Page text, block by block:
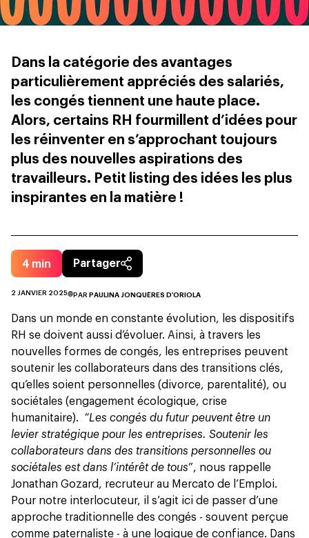
Dans la catégorie des avantages
particulièrement appréciés des salariés,
les congés tiennent une haute place.
Alors, certains RH fourmillent d’idées pour
les réinventer en s’approchant toujours
plus des nouvelles aspirations des
travailleurs. Petit listing des idées les plus
inspirantes en la matière !
4 min Partager
2 JANVIER 2025 PAR PAULINA JONQUÈRES D'ORIOLA
Dans un monde en constante évolution, les dispositifs
RH se doivent aussi d’évoluer. Ainsi, à travers les
nouvelles formes de congés, les entreprises peuvent
soutenir les collaborateurs dans des transitions clés,
qu’elles soient personnelles (divorce, parentalité), ou
sociétales (engagement écologique, crise
humanitaire). “Les congés du futur peuvent être un
levier stratégique pour les entreprises. Soutenir les
collaborateurs dans des transitions personnelles ou
sociétales est dans l’intérêt de tous”, nous rappelle
Jonathan Gozard, recruteur au Mercato de l’Emploi.
Pour notre interlocuteur, il s’agit ici de passer d’une
approche traditionnelle des congés - souvent perçue
comme paternaliste - à une logique de confiance. Dans